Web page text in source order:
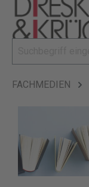
FACHMEDIEN